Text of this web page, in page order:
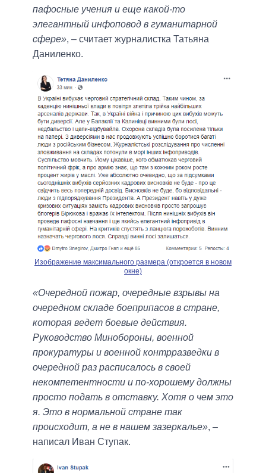
пафосные учения и еще какой-то
элегантный инфоповод в гуманитарной
сфере», – считает журналистка Татьяна
Даниленко.
Изображение максимального размера (откроется в новом
окне)
«Очередной пожар, очередные взрывы на
очередном складе боеприпасов в стране,
которая ведет боевые действия.
Руководство Минобороны, военной
прокуратуры и военной контрразведки в
очередной раз расписалось в своей
некомпетентности и по-хорошему должны
просто подать в отставку. Хотя о чем это
я. Это в нормальной стране так
происходит, а не в нашем зазеркалье», –
написал Иван Ступак.